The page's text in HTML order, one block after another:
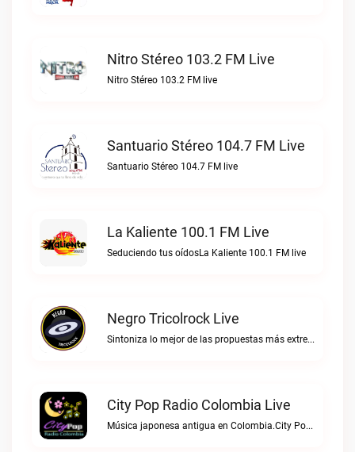
Nitro Stéreo 103.2 FM Live
Nitro Stéreo 103.2 FM live
Santuario Stéreo 104.7 FM Live
Santuario Stéreo 104.7 FM live
La Kaliente 100.1 FM Live
Seduciendo tus oídosLa Kaliente 100.1 FM live
Negro Tricolrock Live
Sintoniza lo mejor de las propuestas más extremas y virtuosas del metal colombianoNegro Tricolrock live
City Pop Radio Colombia Live
Música japonesa antigua en Colombia.City Pop Radio Colombia live